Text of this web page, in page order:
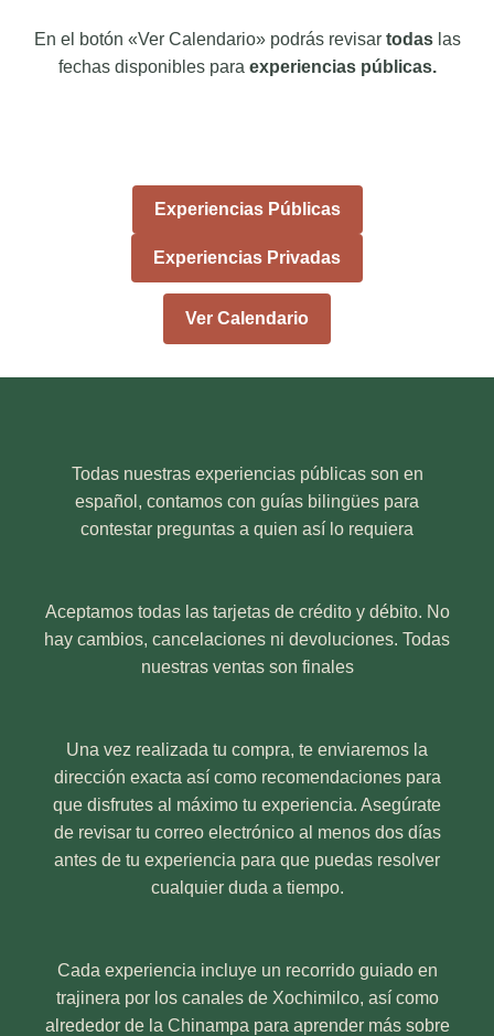
En el botón «Ver Calendario» podrás revisar todaslas
fechas disponibles para experiencias públicas.
Experiencias Públicas
Experiencias Privadas
Ver Calendario
Todas nuestras experiencias públicas son en
español, contamos con guías bilingües para
contestar preguntas a quien así lo requiera
Aceptamos todas las tarjetas de crédito y débito. No
hay cambios, cancelaciones ni devoluciones. Todas
nuestras ventas son finales
Una vez realizada tu compra, te enviaremos la
dirección exacta así como recomendaciones para
que disfrutes al máximo tu experiencia. Asegúrate
de revisar tu correo electrónico al menos dos días
antes de tu experiencia para que puedas resolver
cualquier duda a tiempo.
Cada experiencia incluye un recorrido guiado en
trajinera por los canales de Xochimilco, así como
alrededor de la Chinampa para aprender más sobre